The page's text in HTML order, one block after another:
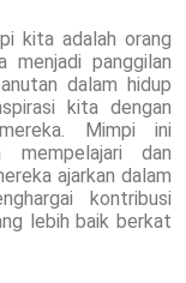
kita adalah orang
panggilan
dalam hidup
kita dengan
Mimpi ini
mempelajari dan
ajarkan dalam
kontribusi
lebih baik berkat